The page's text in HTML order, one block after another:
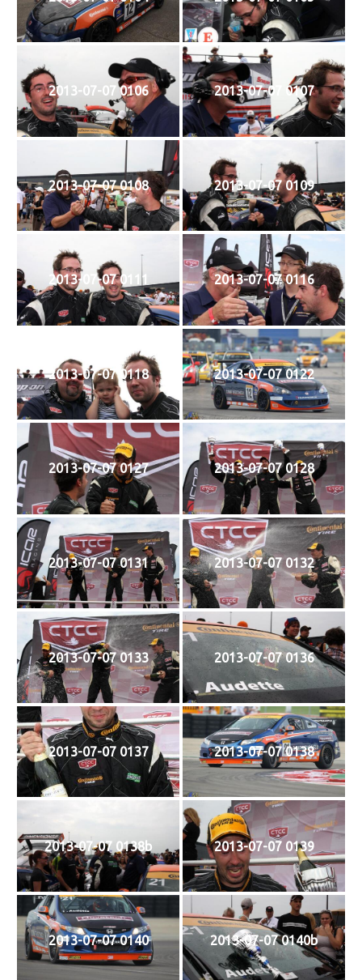
2013-07-07 0106 2013-07-07 0107
2013-07-07 0108 2013-07-07 0109
2013-07-07 0111 2013-07-07 0116
2013-07-07 0118 2013-07-07 0122
2013-07-07 0127 2013-07-07 0128
2013-07-07 0131 2013-07-07 0132
2013-07-07 0133 2013-07-07 0136
2013-07-07 0137 2013-07-07 0138
2013-07-07 0138b 2013-07-07 0139
2013-07-07 0140 2013-07-07 0140b